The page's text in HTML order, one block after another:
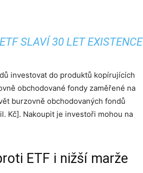
SLAVÍ 30 LET EXISTENCE
investovat do produktů kopírujících
obchodované fondy zaměřené na
burzovně obchodovaných fondů
Kč]. Nakoupit je investoři mohou na
ETF i nižší marže